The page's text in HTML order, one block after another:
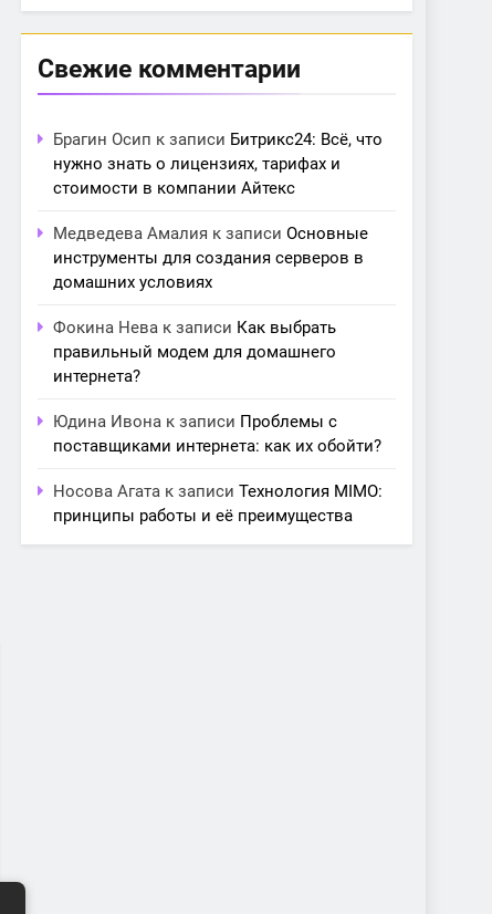
Свежие комментарии
Брагин Осип к записи Битрикс24: Всё, что
нужно знать о лицензиях, тарифах и
стоимости в компании Айтекс
Медведева Амалия к записи Основные
инструменты для создания серверов в
домашних условиях
Фокина Нева к записи Как выбрать
правильный модем для домашнего
интернета?
Юдина Ивона к записи Проблемы с
поставщиками интернета: как их обойти?
Носова Агата к записи Технология MIMO:
принципы работы и её преимущества